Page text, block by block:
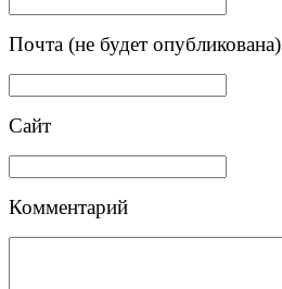
Почта (не будет опубликована)
Сайт
Комментарий